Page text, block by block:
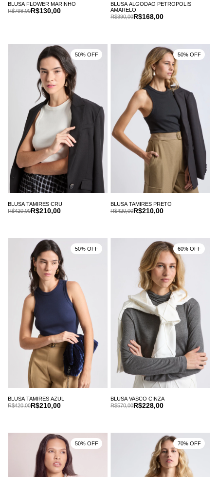
BLUSA FLOWER MARINHO
R$130,00
R$798,00
BLUSA ALGODAO PETROPOLIS
AMARELO
R$168,00
R$890,00
BLUSA TAMIRES CRU
R$210,00
R$420,00
50% OFF
BLUSA TAMIRES PRETO
R$210,00
R$420,00
50% OFF
BLUSA TAMIRES AZUL
R$210,00
R$420,00
50% OFF
BLUSA VASCO CINZA
R$228,00
R$570,00
60% OFF
50% OFF 70% OFF